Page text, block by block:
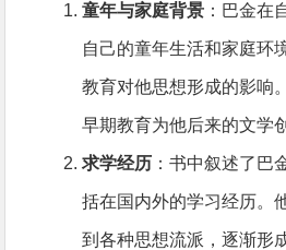
童年与家庭背景 ：巴金在
自己的童年生活和家庭环
教育对他思想形成的影响
早期教育为他后来的文学
求学经历 ：书中叙述了巴
括在国内外的学习经历。
到各种思想流派，逐渐形